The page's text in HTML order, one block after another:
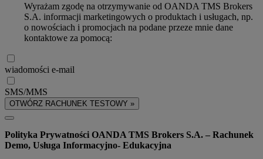
Wyrażam zgodę na otrzymywanie od OANDA TMS Brokers
S.A. informacji marketingowych o produktach i usługach, np.
o nowościach i promocjach na podane przeze mnie dane
kontaktowe za pomocą:
wiadomości e-mail
SMS/MMS
OTWÓRZ RACHUNEK TESTOWY »
Polityka Prywatności OANDA TMS Brokers S.A. – Rachunek
Demo, Usługa Informacyjno- Edukacyjna